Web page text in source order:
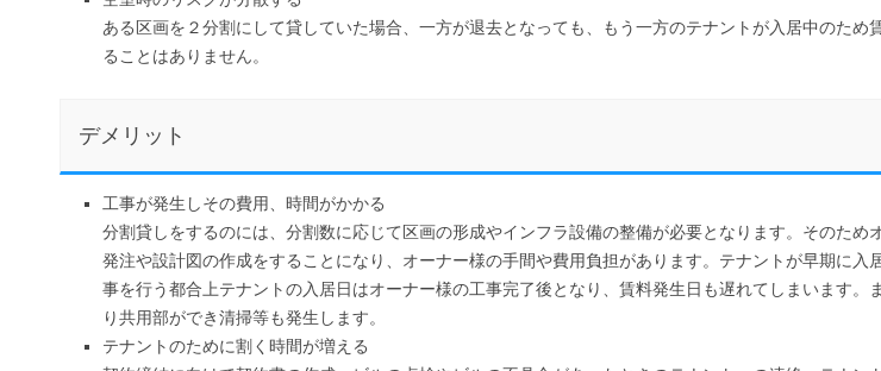
ある区画を２分割にして貸していた場合、一方が退去となっても、もう一方のテナントが入居中のため
ることはありません。
デメリット
工事が発生しその費用、時間がかかる
分割貸しをするのには、分割数に応じて区画の形成やインフラ設備の整備が必要となります。そのため
発注や設計図の作成をすることになり、オーナー様の手間や費用負担があります。テナントが早期に入
事を行う都合上テナントの入居日はオーナー様の工事完了後となり、賃料発生日も遅れてしまいます。
り共用部ができ清掃等も発生します。
テナントのために割く時間が増える